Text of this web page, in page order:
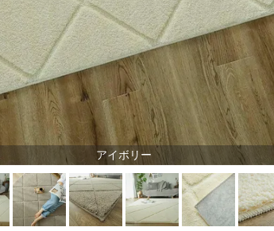
アイボリー